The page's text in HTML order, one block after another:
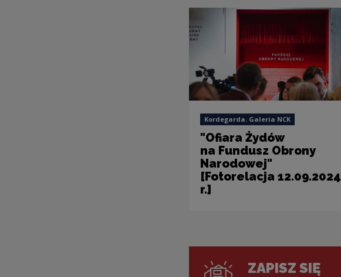
Kordegarda. Galeria NCK
"Ofiara Żydów
na Fundusz Obrony
Narodowej"
[Fotorelacja 12.09.2024
r.]
ZAPISZ SIĘ